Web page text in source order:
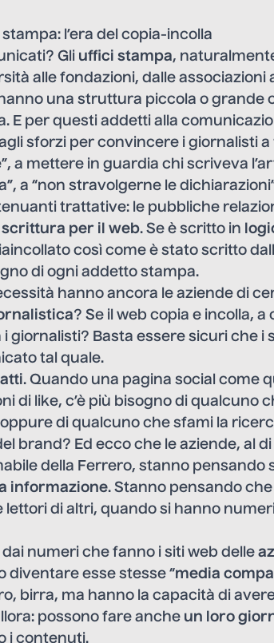
stampa: l’era del copia-incolla
Gli uffici stampa,
alle fondazioni, dalle associazioni
una struttura piccola o grande
E per questi addetti alla
sforzi per convincere i giornalisti a
a mettere in guardia chi scriveva
a “non stravolgerne le
trattative: le pubbliche
scrittura per il web. Se è scritto in
così come è stato scritto
di ogni addetto stampa.
hanno ancora le aziende di
? Se il web copia e incolla,
giornalisti? Basta essere sicuri che i
tal quale.
. Quando una pagina social come
di like, c’è più bisogno di qualcuno
di qualcuno che sfami la
brand? Ed ecco che le aziende, al di
della Ferrero, stanno pensando
informazione. Stanno pensando
di altri, quando si hanno
numeri che fanno i siti web delle
diventare esse stesse “media
birra, ma hanno la capacità di
possono fare anche un loro
i contenuti.